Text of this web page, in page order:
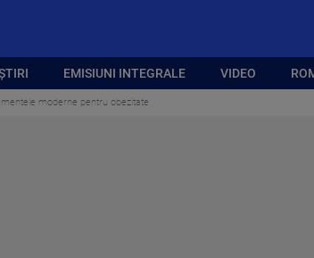
EMISIUNI INTEGRALE VIDEO
moderne pentru obezitate